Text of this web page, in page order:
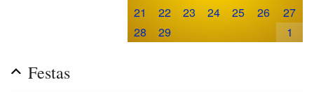
21
22 23 24 25 26
27
28
29 1
Festas